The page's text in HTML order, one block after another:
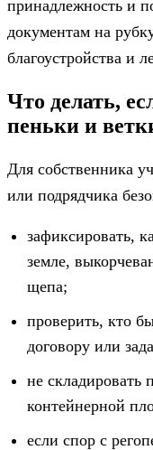
принадлежность и
документам на
благоустройства и
Что делать,
пеньки и
Для собственника
или подрядчика
зафиксировать,
земле,
щепа;
проверить, кто
договору или
не
контейнерной
если спор с